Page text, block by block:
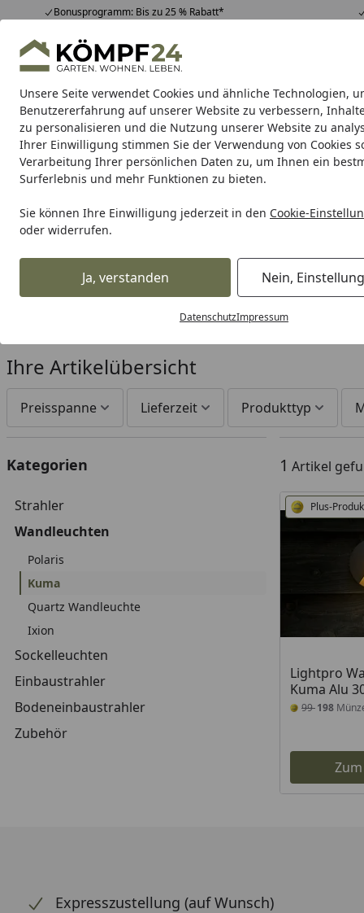
Unsere Seite verwendet Cookies und ähnliche Technologien,
Benutzererfahrung auf unserer Website zu verbessern,
zu personalisieren und die Nutzung unserer Website zu
Ihrer Einwilligung stimmen Sie der Verwendung von Cookies
Verarbeitung Ihrer persönlichen Daten zu, um Ihnen ein
Surferlebnis und mehr Funktionen zu bieten.
Sie können Ihre Einwilligung jederzeit in den Cookie-
oder widerrufen.
Ja, verstanden Nein,
DatenschutzImpressum
Bonusprogramm: Bis zu 25 % Rabatt*
Hotline07051 / 9 22 22
Mo-Fr. 8-16 Uhr 25.982 Bewertungen
Alle Produkte
Alle ProdukteHighlights Tipps & Tricks
Lightpro Strahler Wandleuchten
Karibu Pools inkl.
Dein Traumpool im Sorglos-
Startseite
Wandleuchten
Lightpro Kuma
Ihre Artikelübersicht
Preisspanne Lieferzeit Produkttyp
Kategorien
Strahler
Wandleuchten
Polaris
Kuma
Quartz Wandleuchte
Ixion
Sockelleuchten
Einbaustrahler
Bodeneinbaustrahler
Zubehör
1 Artikel
Plus-
Lightpro
Kuma Alu
99198
Expresszustellung (auf Wunsch)